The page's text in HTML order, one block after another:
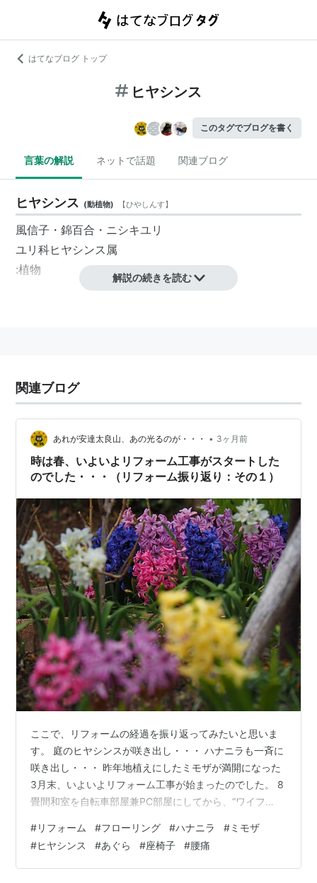
はてなブログ トップ
ヒヤシンス
このタグでブログを書く
言葉の解説 ネットで話題 関連ブログ
ヒヤシンス (動植物) 【ひやしんす】
風信子・錦百合・ニシキユリ
ユリ科ヒヤシンス属
:植物
解説の続きを読む
関連ブログ
あれが安達太良山、あの光るのが・・・ • 3ヶ月前
時は春、いよいよリフォーム工事がスタートした
のでした・・・（リフォーム振り返り：その１）
ここで、リフォームの経過を振り返ってみたいと思いま
す。 庭のヒヤシンスが咲き出し・・・ ハナニラも一斉に
咲き出し・・・ 昨年地植えにしたミモザが満開になった
3月末、いよいよリフォーム工事が始まったのでした。 8
畳間和室を自転車部屋兼PC部屋にしてから、“ワイフ
しかし、どんな座椅子を使っても長時間のあぐらは絶対
腰にはによくないと思っていました。それも畳からフロ
ーリングにしたいと考えた要因の一つでした。 リフォー
#リフォーム #フローリング #ハナニラ #ミモザ
#ヒヤシンス #あぐら #座椅子 #腰痛